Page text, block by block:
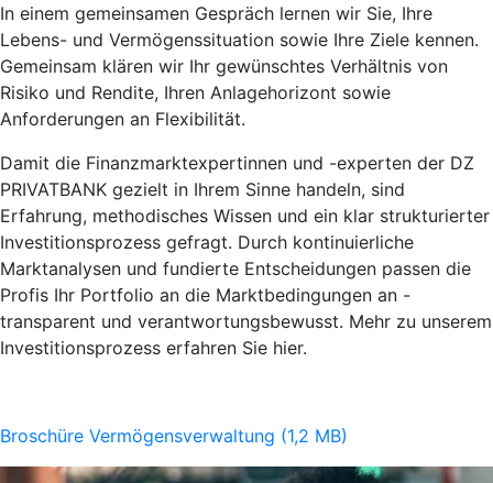
In einem gemeinsamen Gespräch lernen wir Sie, Ihre
Lebens- und Vermögenssituation sowie Ihre Ziele kennen.
Gemeinsam klären wir Ihr gewünschtes Verhältnis von
Risiko und Rendite, Ihren Anlagehorizont sowie
Anforderungen an Flexibilität.
Damit die Finanzmarktexpertinnen und -experten der DZ
PRIVATBANK gezielt in Ihrem Sinne handeln, sind
Erfahrung, methodisches Wissen und ein klar strukturierter
Investitionsprozess gefragt. Durch kontinuierliche
Marktanalysen und fundierte Entscheidungen passen die
Profis Ihr Portfolio an die Marktbedingungen an -
transparent und verantwortungsbewusst. Mehr zu unserem
Investitionsprozess erfahren Sie hier.
Broschüre Vermögensverwaltung (1,2 MB)